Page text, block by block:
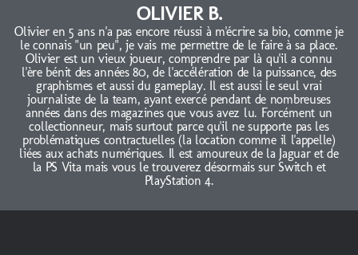
OLIVIER B.
Olivier en 5 ans n'a pas encore réussi à m'écrire sa bio, comme je
le connais "un peu", je vais me permettre de le faire à sa place.
Olivier est un vieux joueur, comprendre par là qu'il a connu
l'ère bénit des années 80, de l'accélération de la puissance, des
graphismes et aussi du gameplay. Il est aussi le seul vrai
journaliste de la team, ayant exercé pendant de nombreuses
années dans des magazines que vous avez lu. Forcément un
collectionneur, mais surtout parce qu'il ne supporte pas les
problématiques contractuelles (la location comme il l'appelle)
liées aux achats numériques. Il est amoureux de la Jaguar et de
la PS Vita mais vous le trouverez désormais sur Switch et
PlayStation 4.